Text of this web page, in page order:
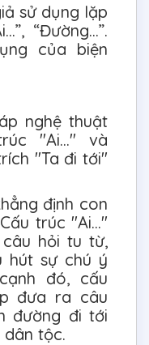
sử dụng lặp
“Đường…”.
của biện
nghệ thuật
"Ai..." và
"Ta đi tới"
định con
trúc "Ai..."
hỏi tu từ,
hút sự chú ý
đó, cấu
đưa ra câu
đường đi tới
tộc.